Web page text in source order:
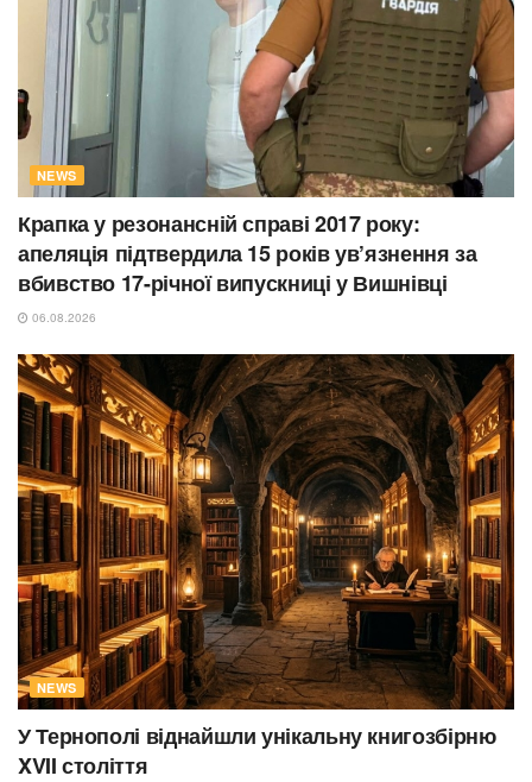
NEWS
Крапка у резонансній справі 2017 року:
апеляція підтвердила 15 років ув’язнення за
вбивство 17-річної випускниці у Вишнівці
06.08.2026
NEWS
У Тернополі віднайшли унікальну книгозбірню
XVII століття